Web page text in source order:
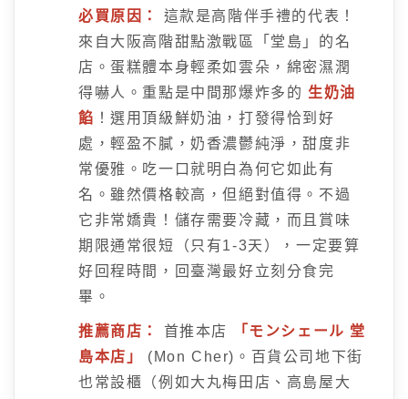
必買原因：
這款是高階伴手禮的代表！
來自大阪高階甜點激戰區「堂島」的名
店。蛋糕體本身輕柔如雲朵，綿密濕潤
得嚇人。重點是中間那爆炸多的生奶油
餡 ！選用頂級鮮奶油，打發得恰到好
處，輕盈不膩，奶香濃鬱純淨，甜度非
常優雅。吃一口就明白為何它如此有
名。雖然價格較高，但絕對值得。不過
它非常嬌貴！儲存需要冷藏，而且賞味
期限通常很短（只有1-3天），一定要算
好回程時間，回臺灣最好立刻分食完
畢。
推薦商店： 首推本店
「モンシェール 堂
島本店」
(Mon Cher)。百貨公司地下街
也常設櫃（例如大丸梅田店、高島屋大